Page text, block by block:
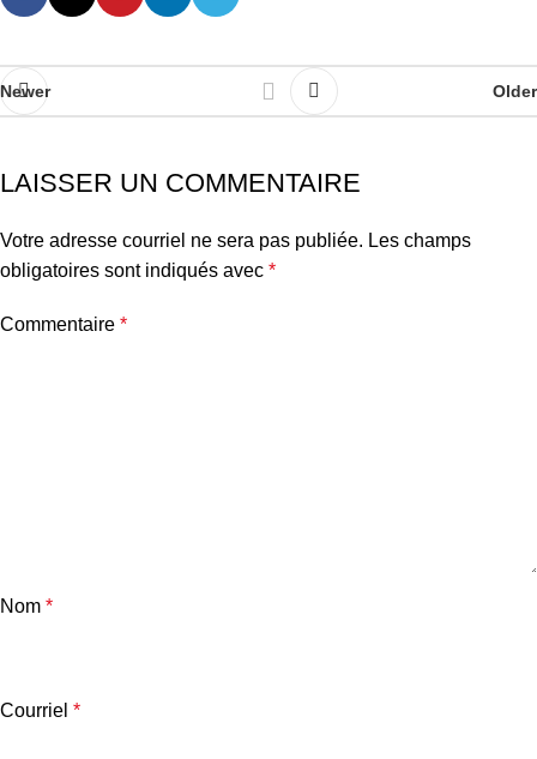
Newer Older
LAISSER UN COMMENTAIRE
Votre adresse courriel ne sera pas publiée. Les champs
obligatoires sont indiqués avec *
Commentaire *
Nom *
Courriel *